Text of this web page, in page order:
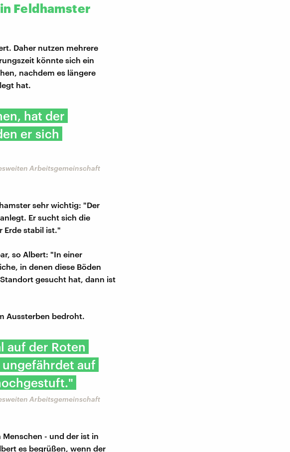
Feldhamster
Daher nutzen mehrere
könnte sich ein
nachdem es längere
hat.
hat der
er sich
Arbeitsgemeinschaft
sehr wichtig: "Der
Er sucht sich die
Erde stabil ist."
so Albert: "In einer
in denen diese Böden
gesucht hat, dann ist
Aussterben bedroht.
auf der Roten
auf
Arbeitsgemeinschaft
- und der ist in
es begrüßen, wenn der